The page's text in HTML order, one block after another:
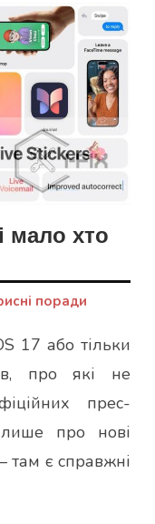
мало хто
поради
17 або тільки
про які не
прес-
про нові
є справжні